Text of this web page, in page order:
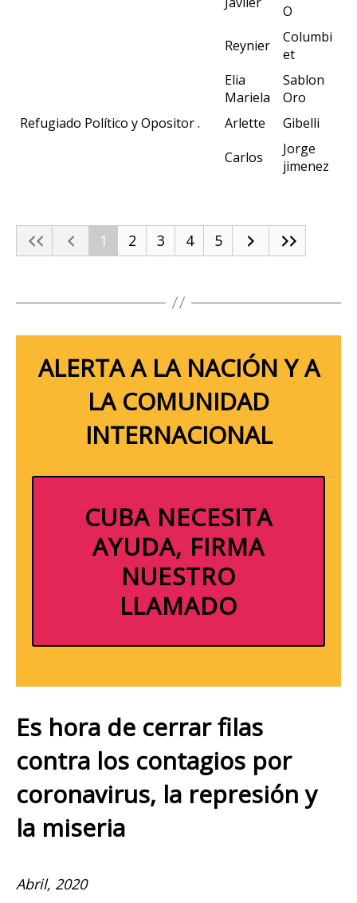
O
Reynier
Columbi
et
Elia
Mariela
Sablon
Oro
Refugiado Político y Opositor .
Arlette
Gibelli
Carlos
Jorge
jimenez
1 2 3 4 5
ALERTA A LA NACIÓN Y A
LA COMUNIDAD
INTERNACIONAL
CUBA NECESITA
AYUDA, FIRMA
NUESTRO
LLAMADO
Es hora de cerrar filas
contra los contagios por
coronavirus, la represión y
la miseria
Abril, 2020